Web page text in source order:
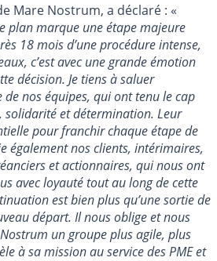
Mare Nostrum, a déclaré : «
plan marque une étape majeure
18 mois d’une procédure intense,
c’est avec une grande émotion
décision. Je tiens à saluer
de nos équipes, qui ont tenu le cap
solidarité et détermination. Leur
pour franchir chaque étape de
également nos clients, intérimaires,
et actionnaires, qui nous ont
avec loyauté tout au long de cette
est bien plus qu’une sortie de
départ. Il nous oblige et nous
un groupe plus agile, plus
à sa mission au service des PME et